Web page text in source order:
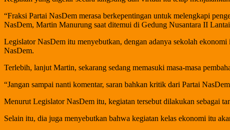
“Fraksi Partai NasDem merasa berkepentingan untuk melengkapi
NasDem, Martin Manurung saat ditemui di Gedung Nusantara II
Legislator NasDem itu menyebutkan, dengan adanya sekolah
NasDem.
Terlebih, lanjut Martin, sekarang sedang memasuki masa-masa
“Jangan sampai nanti komentar, saran bahkan kritik dari Partai
Menurut Legislator NasDem itu, kegiatan tersebut dilakukan sebagai
Selain itu, dia juga menyebutkan bahwa kegiatan kelas ekonomi itu